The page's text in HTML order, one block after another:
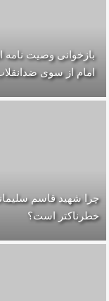
بازخوانی وصیت نامه
امام از سوی
چرا شهید قاسم
خطرناکتر است؟